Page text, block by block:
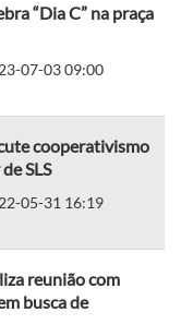
“Dia C” na praça
07-03 09:00
cooperativismo
SLS
05-31 16:19
reunião com
busca de